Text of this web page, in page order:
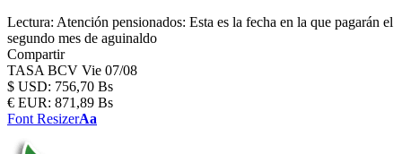
Lectura: Atención pensionados: Esta es la fecha en la que pagarán el
segundo mes de aguinaldo
Compartir
TASA BCV Vie 07/08
$ USD: 756,70 Bs
€ EUR: 871,89 Bs
Font ResizerAa